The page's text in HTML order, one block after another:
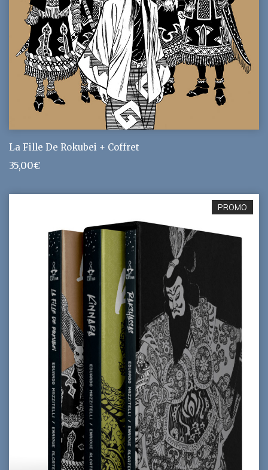
La Fille De Rokubei + Coffret
35,00€
PROMO